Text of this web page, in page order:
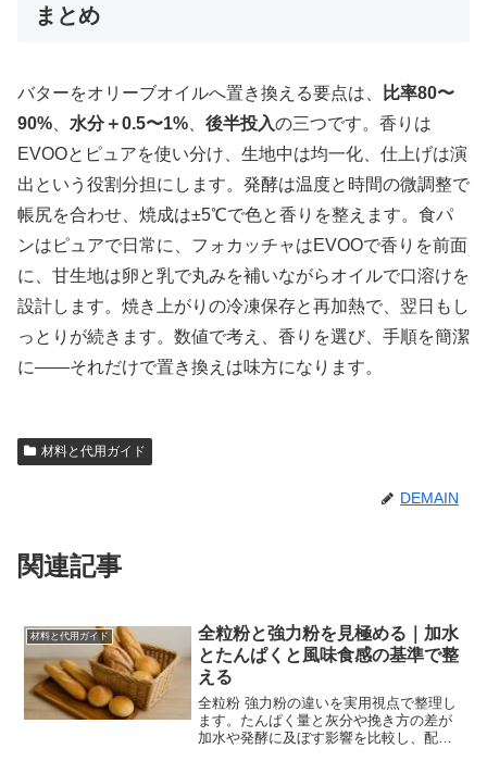
まとめ
バターをオリーブオイルへ置き換える要点は、
比率80〜
90%
水分＋0.5〜1% 後半投入の三つです。香りは
EVOOとピュアを使い分け、生地中は均一化、仕上げは演
出という役割分担にします。発酵は温度と時間の微調整で
帳尻を合わせ、焼成は±5℃で色と香りを整えます。食パ
ンはピュアで日常に、フォカッチャはEVOOで香りを前面
に、甘生地は卵と乳で丸みを補いながらオイルで口溶けを
設計します。焼き上がりの冷凍保存と再加熱で、翌日もし
っとりが続きます。数値で考え、香りを選び、手順を簡潔
に——それだけで置き換えは味方になります。
材料と代用ガイド
DEMAIN
関連記事
材料と代用ガイド
全粒粉と強力粉を見極める｜加水
とたんぱくと風味食感の基準で整
える
全粒粉 強力粉の違いを実用視点で整理し
ます。たんぱく量と灰分や挽き方の差が
加水や発酵に及ぼす影響を比較し、配合